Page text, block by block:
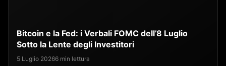
Bitcoin e la Fed: i Verbali FOMC dell’8 Luglio
Sotto la Lente degli Investitori
5 Luglio 20266 min lettura